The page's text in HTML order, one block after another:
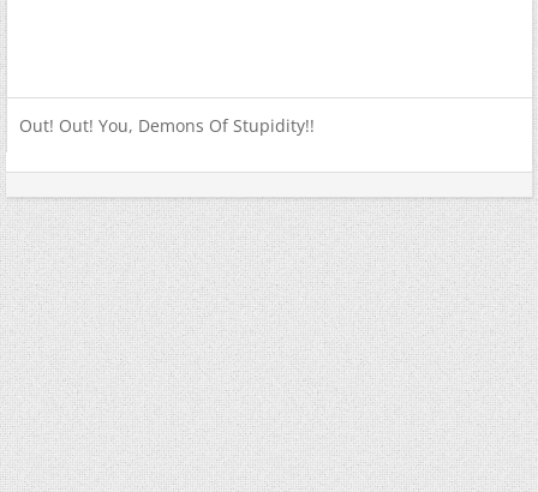
Out! Out! You, Demons Of Stupidity!!